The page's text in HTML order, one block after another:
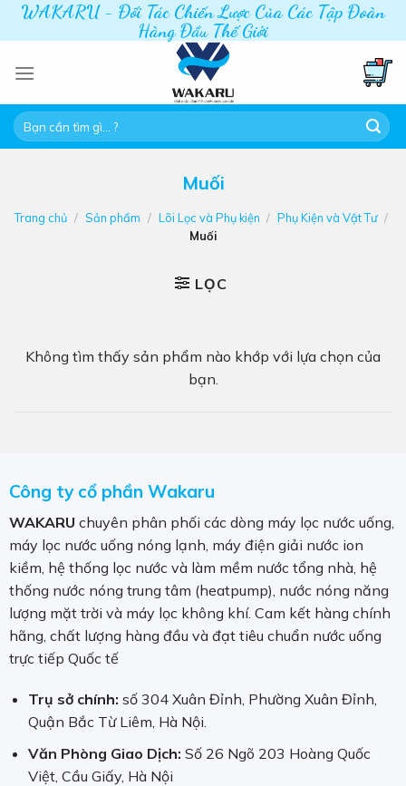
SkipWAKARU - Đối Tác Chiến Lược Của Các Tập Đoàn
Hàng Đầu Thế Giới
Tìm
kiếm:
Muối
Trang chủ / Sản phẩm / Lõi Lọc và Phụ kiện / Phụ Kiện và Vật Tư /
Muối
LỌC
Không tìm thấy sản phẩm nào khớp với lựa chọn của
bạn.
Công ty cổ phần Wakaru
WAKARU chuyên phân phối các dòng máy lọc nước uống,
máy lọc nước uống nóng lạnh, máy điện giải nước ion
kiềm, hệ thống lọc nước và làm mềm nước tổng nhà, hệ
thống nước nóng trung tâm (heatpump), nước nóng năng
lượng mặt trời và máy lọc không khí. Cam kết hàng chính
hãng, chất lượng hàng đầu và đạt tiêu chuẩn nước uống
trực tiếp Quốc tế
Trụ sở chính: số 304 Xuân Đỉnh, Phường Xuân Đỉnh,
Quận Bắc Từ Liêm, Hà Nội.
Văn Phòng Giao Dịch: Số 26 Ngõ 203 Hoàng Quốc
Việt, Cầu Giấy, Hà Nội